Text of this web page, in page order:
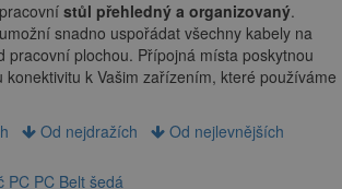
stůl přehledný a organizovaný.
umožní snadno uspořádat všechny kabely na
pracovní plochou. Přípojná místa poskytnou
konektivitu k Vašim zařízením, které používáme
Od nejdražích Od nejlevnějších